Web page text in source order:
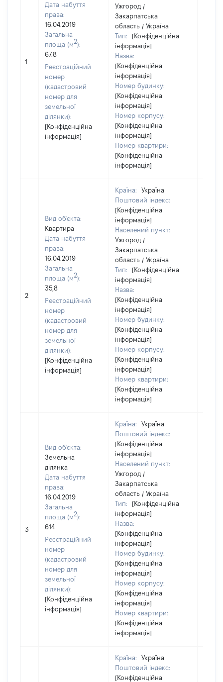
1
Дата набуття
права:
16.04.2019
Загальна
площа (м2):
67.8
Реєстраційний
номер
(кадастровий
номер для
земельної
ділянки):
[Конфіденційна
інформація]
Ужгород /
Закарпатська
область / Україна
Тип:
[Конфіденційна
інформація]
Назва:
[Конфіденційна
інформація]
Номер будинку:
[Конфіденційна
інформація]
Номер корпусу:
[Конфіденційна
інформація]
Номер квартири:
[Конфіденційна
інформація]
2
Вид об'єкта:
Квартира
Дата набуття
права:
16.04.2019
Загальна
площа (м2):
35,8
Реєстраційний
номер
(кадастровий
номер для
земельної
ділянки):
[Конфіденційна
інформація]
Країна:
Україна
Поштовий індекс:
[Конфіденційна
інформація]
Населений пункт:
Ужгород /
Закарпатська
область / Україна
Тип:
[Конфіденційна
інформація]
Назва:
[Конфіденційна
інформація]
Номер будинку:
[Конфіденційна
інформація]
Номер корпусу:
[Конфіденційна
інформація]
Номер квартири:
[Конфіденційна
інформація]
3
Вид об'єкта:
Земельна
ділянка
Дата набуття
права:
16.04.2019
Загальна
площа (м2):
614
Реєстраційний
номер
(кадастровий
номер для
земельної
ділянки):
[Конфіденційна
інформація]
Країна:
Україна
Поштовий індекс:
[Конфіденційна
інформація]
Населений пункт:
Ужгород /
Закарпатська
область / Україна
Тип:
[Конфіденційна
інформація]
Назва:
[Конфіденційна
інформація]
Номер будинку:
[Конфіденційна
інформація]
Номер корпусу:
[Конфіденційна
інформація]
Номер квартири:
[Конфіденційна
інформація]
Країна:
Україна
Поштовий індекс:
[Конфіденційна